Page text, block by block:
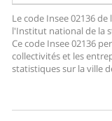
Le code Insee 02136
l'Institut national de la
Ce code Insee 02136
collectivités et les
statistiques sur la ville